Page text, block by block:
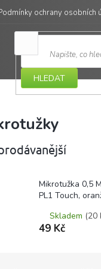
ochrany osobních
HLEDAT
Mikrotužka 0,5
PL1 Touch,
Skladem (20
49 Kč